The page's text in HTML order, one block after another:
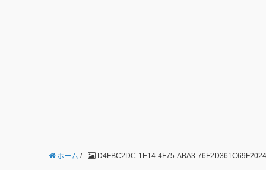
ホーム / D4FBC2DC-1E14-4F75-ABA3-